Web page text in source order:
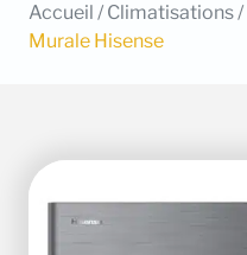
Accueil / Climatisations/
Murale Hisense